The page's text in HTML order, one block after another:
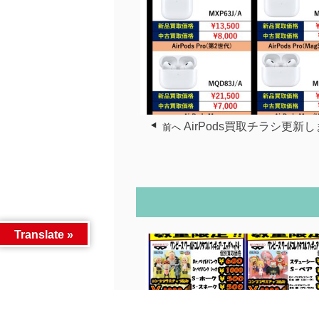
前へ AirPods買取チラシ更新し
Translate »